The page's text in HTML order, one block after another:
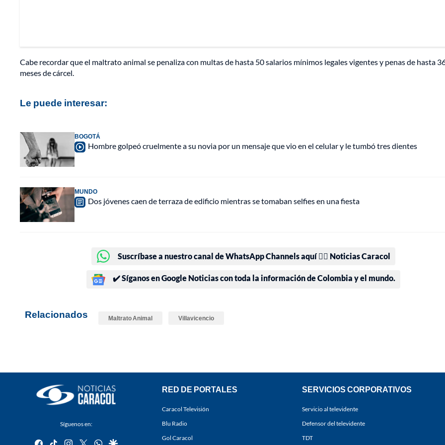
Cabe recordar que el maltrato animal se penaliza con multas de hasta 50 salarios mínimos legales vigentes y penas de hasta
meses de cárcel.
Le puede interesar:
BOGOTÁ
Hombre golpeó cruelmente a su novia por un mensaje que vio en el celular y le tumbó tres dientes
MUNDO
Dos jóvenes caen de terraza de edificio mientras se tomaban selfies en una fiesta
Suscríbase a nuestro canal de WhatsApp Channels aquí 👉🏻 Noticias Caracol
✔️ Síganos en Google Noticias con toda la información de Colombia y el mundo.
Relacionados Maltrato Animal Villavicencio
Síguenos en:
facebook
tiktok instagram
twitterwhatsapp
google
RED DE PORTALES
Caracol Televisión
Blu Radio
Gol Caracol
SERVICIOS CORPORATIVOS
Servicio al televidente
Defensor del televidente
TDT